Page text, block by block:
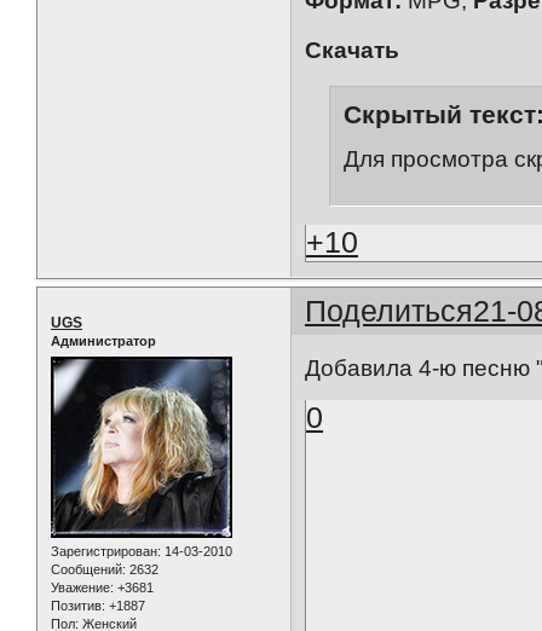
Скачать
Скрытый
Для просмотра
+10
Поделиться21-
UGS
Администратор
Зарегистрирован: 14-03-2010
Сообщений: 2632
Уважение: +3681
Позитив: +1887
Пол: Женский
Добавила 4-ю песню
0